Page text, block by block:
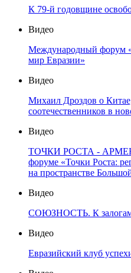
К 79-й годовщине
Видео
Международный форум
мир Евразии»
Видео
Михаил Дроздов о
соотечественников в
Видео
ТОЧКИ РОСТА -
форуме «Точки Роста:
на пространстве
Видео
СОЮЗНОСТЬ. К залогам
Видео
Евразийский клуб